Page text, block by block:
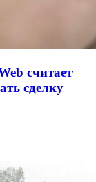
считает
сделку